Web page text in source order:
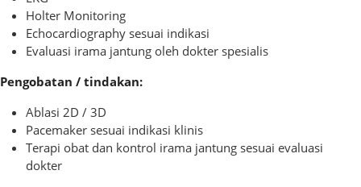
Holter Monitoring
Echocardiography sesuai indikasi
Evaluasi irama jantung oleh dokter spesialis
Pengobatan / tindakan:
Ablasi 2D / 3D
Pacemaker sesuai indikasi klinis
Terapi obat dan kontrol irama jantung sesuai evaluasi
dokter